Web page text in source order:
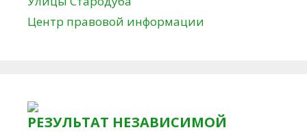
Центр правовой информации
РЕЗУЛЬТАТ НЕЗАВИСИМОЙ